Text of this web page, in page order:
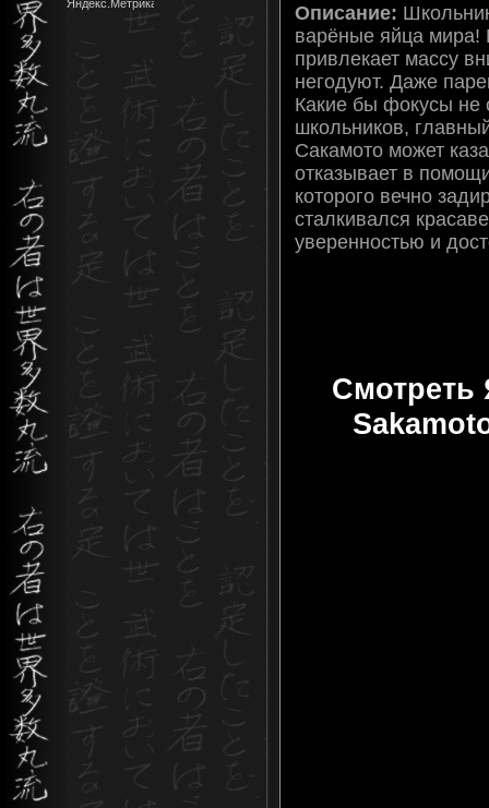
Описание:
варёные яйца
привлекает массу
негодуют. Даже
Какие бы фокусы не
школьников,
Сакамото может
отказывает в
которого вечно
сталкивался
уверенностью и
Смотреть